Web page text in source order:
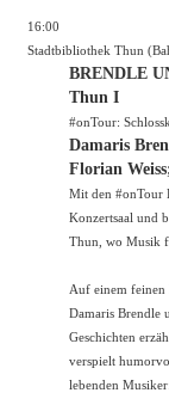
16:00
Stadtbibliothek Thun
BRENDLE
Thun I
#onTour:
Damaris
Florian
Mit den #onTour
Konzertsaal und
Thun, wo Musik
Auf einem feinen
Damaris Brendle
Geschichten
verspielt
lebenden